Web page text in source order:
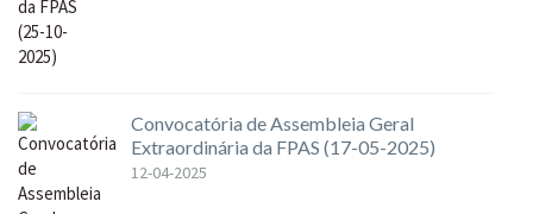
Convocatória de Assembleia Geral
Extraordinária da FPAS (17-05-2025)
12-04-2025